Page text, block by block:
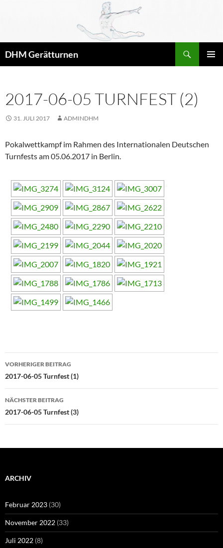
DHM Gerätturnen
2017-06-05 TURNFEST (2)
31. JULI 2017 ADMINDHM
Pokalwettkampf im Rahmen des Internationalen Deutschen
Turnfests am 05.06.2017 in Berlin.
Beitragsnavigation
VORHERIGER BEITRAG
2017-06-05 Turnfest (1)
NÄCHSTER BEITRAG
2017-06-05 Turnfest (3)
ARCHIV
Februar 2023 (30)
November 2022 (33)
Juli 2022 (8)